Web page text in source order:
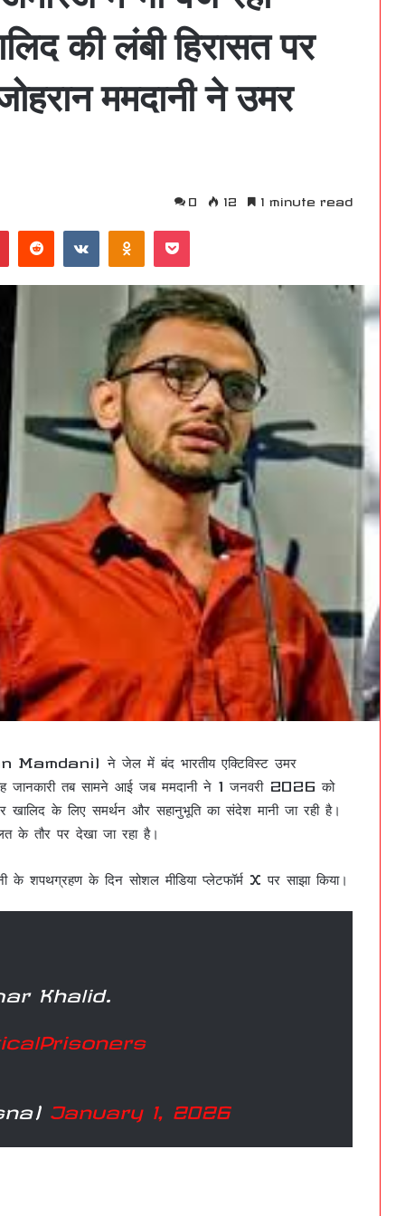
की लंबी हिरासत पर
ममदानी ने उमर
0 12 1 minute read
VKontakte
Mamdani) ने जेल में बंद भारतीय एक्टिविस्ट उमर
तब सामने आई जब ममदानी ने 1 जनवरी 2026 को
के लिए समर्थन और सहानुभूति का संदेश मानी जा रही है।
के तौर पर देखा जा रहा है।
के शपथग्रहण के दिन सोशल मीडिया प्लेटफॉर्म X पर साझा किया।
Khalid.
January 1, 2026
हमारा समय बर्बाद न करें हमारे पास समय नहीं है’, देश के